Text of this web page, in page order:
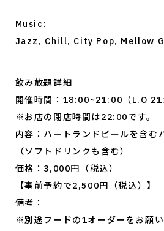
Music:
Jazz, Chill, City Pop, Mellow
飲み放題詳細
開催時間：18:00~21:00（L.O
※お店の閉店時間は22:00です。
内容：ハートランドビールを含む
（ソフトドリンクも含む）
価格：3,000円（税込）
【事前予約で2,500円（税込）】
備考：
※別途フードの1オーダーをお願い